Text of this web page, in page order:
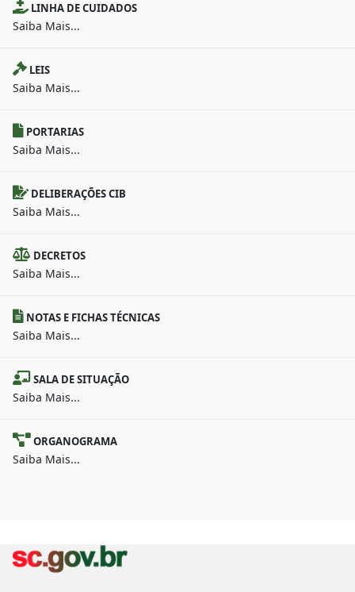
LINHA DE CUIDADOS
Saiba Mais...
LEIS
Saiba Mais...
PORTARIAS
Saiba Mais...
DELIBERAÇÕES CIB
Saiba Mais...
DECRETOS
Saiba Mais...
NOTAS E FICHAS TÉCNICAS
Saiba Mais...
SALA DE SITUAÇÃO
Saiba Mais...
ORGANOGRAMA
Saiba Mais...